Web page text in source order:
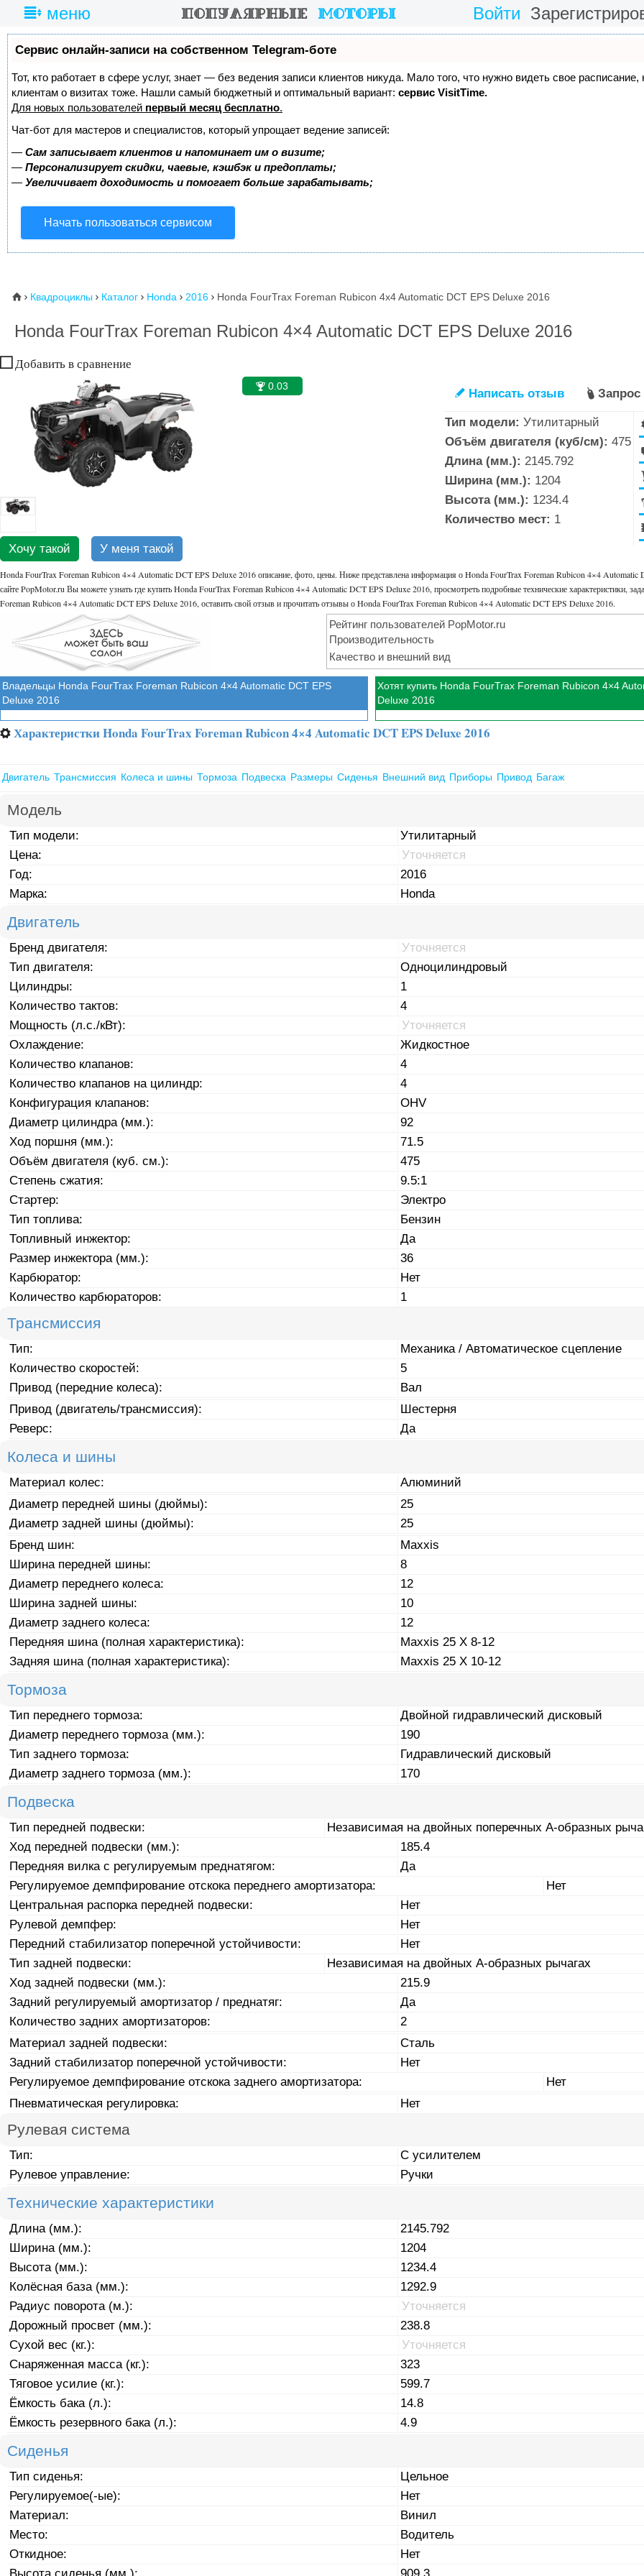
меню Войти
Сервис онлайн-записи на собственном Telegram-боте
Тот, кто работает в сфере услуг, знает — без ведения записи клиентов никуда. Мало того, что нужно видеть свое расписание,
клиентам о визитах тоже. Нашли самый бюджетный и оптимальный вариант: сервис VisitTime.
Для новых пользователей первый месяц бесплатно.
Чат-бот для мастеров и специалистов, который упрощает ведение записей:
— Сам записывает клиентов и напоминает им о визите;
— Персонализирует скидки, чаевые, кэшбэк и предоплаты;
— Увеличивает доходимость и помогает больше зарабатывать;
Начать пользоваться сервисом
⌂  Квадроциклы  Каталог  Honda  2016  Honda FourTrax Foreman Rubicon 4x4 Automatic DCT EPS Deluxe 2016
Honda FourTrax Foreman Rubicon 4×4 Automatic DCT EPS Deluxe 2016
Добавить в сравнение
Хочу такой У меня такой
🏆 0.03
✎ Написать отзыв 
Тип модели: Утилитарный
Объём двигателя (куб/см): 475
Длина (мм.): 2145.792
Ширина (мм.): 1204
Высота (мм.): 1234.4
Количество мест: 1
Honda FourTrax Foreman Rubicon 4×4 Automatic DCT EPS Deluxe 2016 описание, фото, цены. Ниже представлена информация о Honda FourTrax Foreman Rubicon 4×4
сайте PopMotor.ru Вы можете узнать где купить Honda FourTrax Foreman Rubicon 4×4 Automatic DCT EPS Deluxe 2016, просмотреть подробные технические характеристики,
Foreman Rubicon 4×4 Automatic DCT EPS Deluxe 2016, оставить свой отзыв и прочитать отзывы о Honda FourTrax Foreman Rubicon 4×4 Automatic DCT EPS Deluxe 2016.
Рейтинг пользователей PopMotor.ru
Производительность
Качество и внешний вид
Владельцы Honda FourTrax Foreman Rubicon 4×4 Automatic DCT EPS
Deluxe 2016
Хотят купить Honda FourTrax Foreman Rubicon 4×4
Deluxe 2016
⚙ Характеристки Honda FourTrax Foreman Rubicon 4×4 Automatic DCT EPS Deluxe 2016
Двигатель Трансмиссия Колеса и шины Тормоза Подвеска Размеры Сиденья Внешний вид Приборы Привод Багаж
Модель
Тип модели:
Утилитарный
Цена:
Уточняется
Год:
2016
Марка:
Honda
Двигатель
Бренд двигателя:
Уточняется
Тип двигателя:
Одноцилиндровый
Цилиндры:
1
Количество тактов:
4
Мощность (л.с./кВт):
Уточняется
Охлаждение:
Жидкостное
Количество клапанов:
4
Количество клапанов на цилиндр:
4
Конфигурация клапанов:
OHV
Диаметр цилиндра (мм.):
92
Ход поршня (мм.):
71.5
Объём двигателя (куб. см.):
475
Степень сжатия:
9.5:1
Стартер:
Электро
Тип топлива:
Бензин
Топливный инжектор:
Да
Размер инжектора (мм.):
36
Карбюратор:
Нет
Количество карбюраторов:
1
Трансмиссия
Тип:
Механика / Автоматическое сцепление
Количество скоростей:
5
Привод (передние колеса):
Вал
Привод (двигатель/трансмиссия):
Шестерня
Реверс:
Да
Колеса и шины
Материал колес:
Алюминий
Диаметр передней шины (дюймы):
25
Диаметр задней шины (дюймы):
25
Бренд шин:
Maxxis
Ширина передней шины:
8
Диаметр переднего колеса:
12
Ширина задней шины:
10
Диаметр заднего колеса:
12
Передняя шина (полная характеристика):
Maxxis 25 X 8-12
Задняя шина (полная характеристика):
Maxxis 25 X 10-12
Тормоза
Тип переднего тормоза:
Двойной гидравлический дисковый
Диаметр переднего тормоза (мм.):
190
Тип заднего тормоза:
Гидравлический дисковый
Диаметр заднего тормоза (мм.):
170
Подвеска
Тип передней подвески:
Независимая на двойных поперечных А-образных
Ход передней подвески (мм.):
185.4
Передняя вилка с регулируемым преднатягом:
Да
Регулируемое демпфирование отскока переднего амортизатора:
Нет
Центральная распорка передней подвески:
Нет
Рулевой демпфер:
Нет
Передний стабилизатор поперечной устойчивости:
Нет
Тип задней подвески:
Независимая на двойных А-образных рычагах
Ход задней подвески (мм.):
215.9
Задний регулируемый амортизатор / преднатяг:
Да
Количество задних амортизаторов:
2
Материал задней подвески:
Сталь
Задний стабилизатор поперечной устойчивости:
Нет
Регулируемое демпфирование отскока заднего амортизатора:
Нет
Пневматическая регулировка:
Нет
Рулевая система
Тип:
С усилителем
Рулевое управление:
Ручки
Технические характеристики
Длина (мм.):
2145.792
Ширина (мм.):
1204
Высота (мм.):
1234.4
Колёсная база (мм.):
1292.9
Радиус поворота (м.):
Уточняется
Дорожный просвет (мм.):
238.8
Сухой вес (кг.):
Уточняется
Снаряженная масса (кг.):
323
Тяговое усилие (кг.):
599.7
Ёмкость бака (л.):
14.8
Ёмкость резервного бака (л.):
4.9
Сиденья
Тип сиденья:
Цельное
Регулируемое(-ые):
Нет
Материал:
Винил
Место:
Водитель
Откидное:
Нет